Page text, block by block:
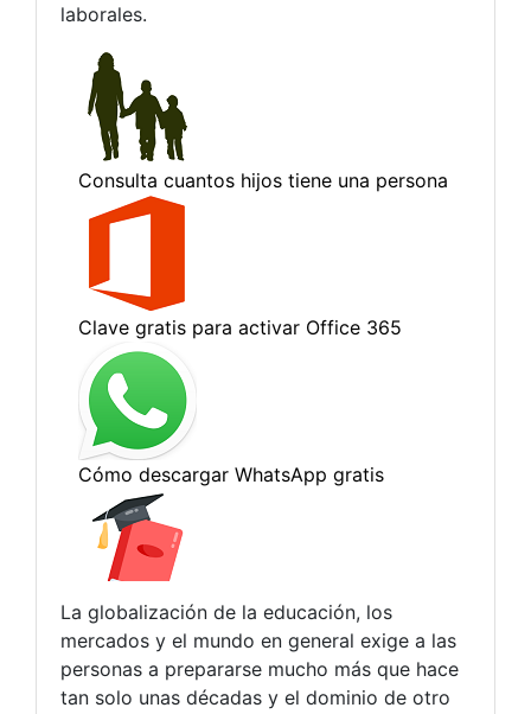
laborales.
La globalización de la educación, los
mercados y el mundo en general exige a las
personas a prepararse mucho más que hace
tan solo unas décadas y el dominio de otro